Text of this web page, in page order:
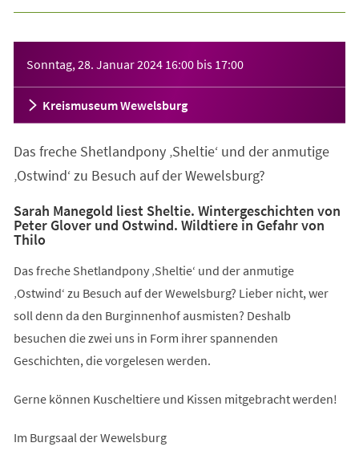
Sonntag, 28. Januar 2024 16:00 bis 17:00
Kreismuseum Wewelsburg
Das freche Shetlandpony ‚Sheltie‘ und der anmutige
‚Ostwind‘ zu Besuch auf der Wewelsburg?
Sarah Manegold liest Sheltie. Wintergeschichten von
Peter Glover und Ostwind. Wildtiere in Gefahr von
Thilo
Das freche Shetlandpony ‚Sheltie‘ und der anmutige
‚Ostwind‘ zu Besuch auf der Wewelsburg? Lieber nicht, wer
soll denn da den Burginnenhof ausmisten? Deshalb
besuchen die zwei uns in Form ihrer spannenden
Geschichten, die vorgelesen werden.
Gerne können Kuscheltiere und Kissen mitgebracht werden!
Im Burgsaal der Wewelsburg